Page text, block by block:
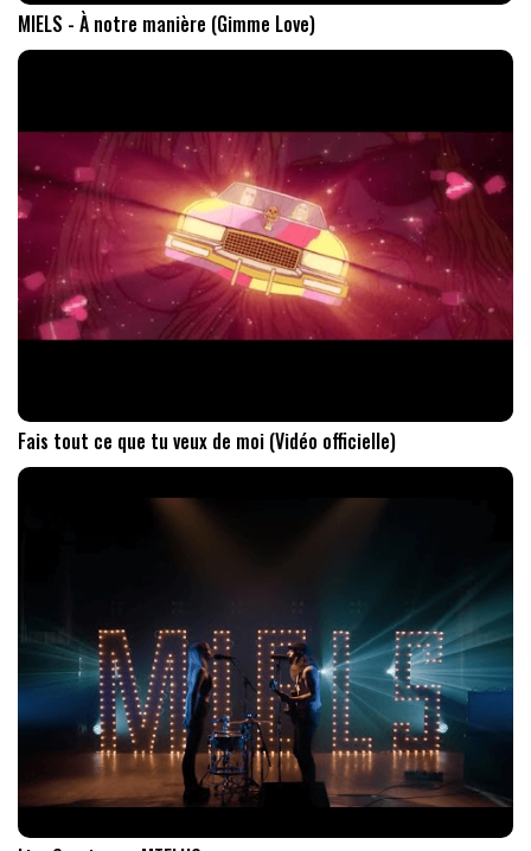
MIELS - À notre manière (Gimme Love)
Fais tout ce que tu veux de moi (Vidéo officielle)